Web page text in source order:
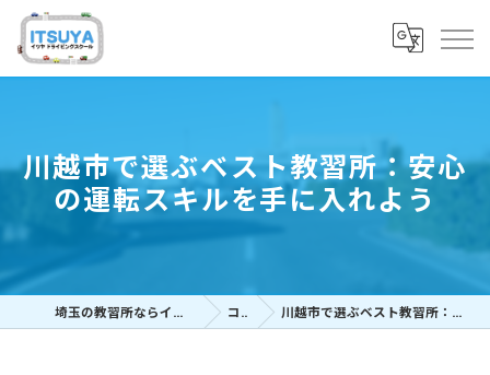
川越市で選ぶベスト教習所：安心
の運転スキルを手に入れよう
埼玉の教習所ならイツヤドライビングスクール コラム 川越市で選ぶベスト教習所：安心の運転スキルを手に入れよう